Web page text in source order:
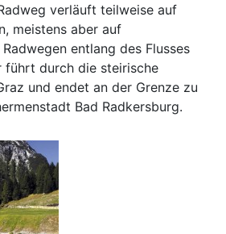
verläuft teilweise auf
meistens aber auf
entlang des Flusses
führt durch die steirische
und endet an der Grenze zu
Bad Radkersburg.